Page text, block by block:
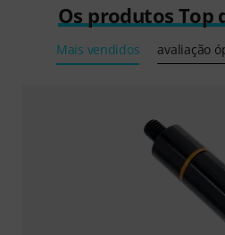
Os produtos Top
Mais vendidos avaliação